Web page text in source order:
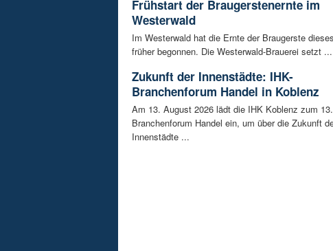
Frühstart der Braugerstenernte im
Westerwald
Im Westerwald hat die Ernte der Braugerste
früher begonnen. Die Westerwald-Brauerei setzt ...
Zukunft der Innenstädte: IHK-
Branchenforum Handel in Koblenz
Am 13. August 2026 lädt die IHK Koblenz zum 13.
Branchenforum Handel ein, um über die Zukunft
Innenstädte ...